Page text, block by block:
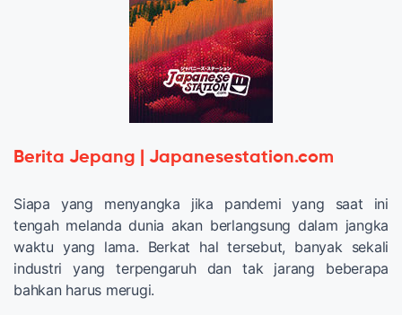
Berita Jepang | Japanesestation.com
Siapa yang menyangka jika pandemi yang saat ini
tengah melanda dunia akan berlangsung dalam jangka
waktu yang lama. Berkat hal tersebut, banyak sekali
industri yang terpengaruh dan tak jarang beberapa
bahkan harus merugi.